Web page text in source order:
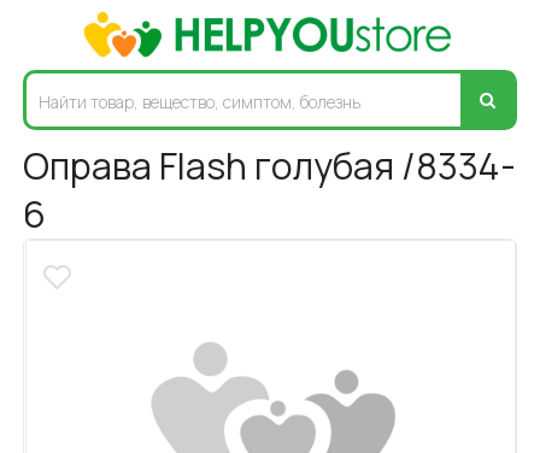
Оправа Flash голубая /8334-
6